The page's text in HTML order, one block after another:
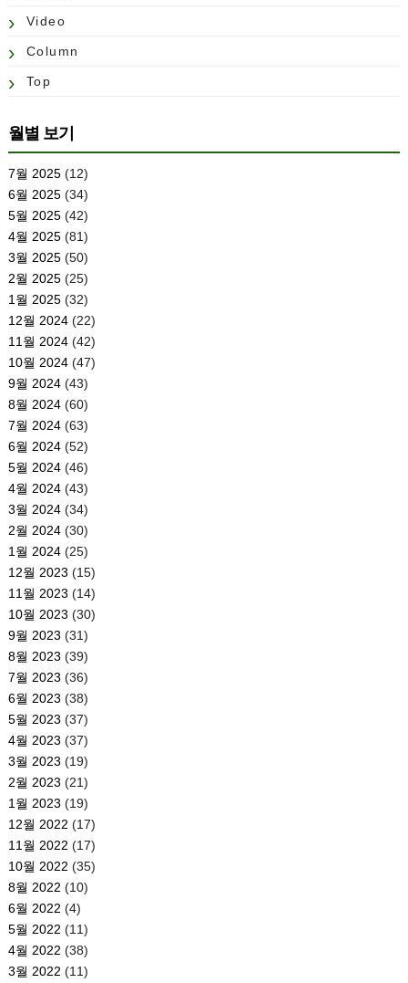
Video
Column
Top
월별 보기
7월 2025(12)
6월 2025(34)
5월 2025(42)
4월 2025(81)
3월 2025(50)
2월 2025(25)
1월 2025(32)
12월 2024(22)
11월 2024(42)
10월 2024(47)
9월 2024(43)
8월 2024(60)
7월 2024(63)
6월 2024(52)
5월 2024(46)
4월 2024(43)
3월 2024(34)
2월 2024(30)
1월 2024(25)
12월 2023 (15)
11월 2023 (14)
10월 2023 (30)
9월 2023 (31)
8월 2023 (39)
7월 2023 (36)
6월 2023 (38)
5월 2023 (37)
4월 2023 (37)
3월 2023 (19)
2월 2023 (21)
1월 2023 (19)
12월 2022 (17)
11월 2022 (17)
10월 2022 (35)
8월 2022 (10)
6월 2022 (4)
5월 2022 (11)
4월 2022 (38)
3월 2022 (11)